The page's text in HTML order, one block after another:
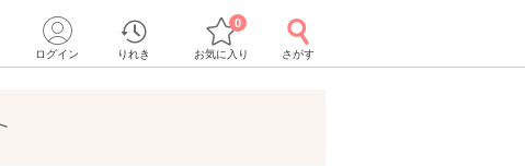
ログイン りれき お気に入り
0
さがす